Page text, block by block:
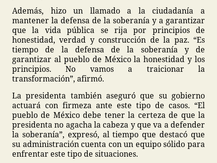
Además, hizo un llamado a la ciudadanía a
mantener la defensa de la soberanía y a garantizar
que la vida pública se rija por principios de
honestidad, verdad y construcción de la paz. “Es
tiempo de la defensa de la soberanía y de
garantizar al pueblo de México la honestidad y los
principios. No vamos a traicionar la
transformación”, afirmó.
La presidenta también aseguró que su gobierno
actuará con firmeza ante este tipo de casos. “El
pueblo de México debe tener la certeza de que la
presidenta no agacha la cabeza y que va a defender
la soberanía”, expresó, al tiempo que destacó que
su administración cuenta con un equipo sólido para
enfrentar este tipo de situaciones.